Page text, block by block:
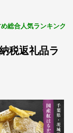
総合人気ランキング
税返礼品ラ